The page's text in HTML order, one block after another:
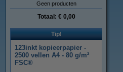
Geen producten
Totaal: € 0,00
Tip!
123inkt kopieerpapier -
2500 vellen A4 - 80 g/m²
FSC®